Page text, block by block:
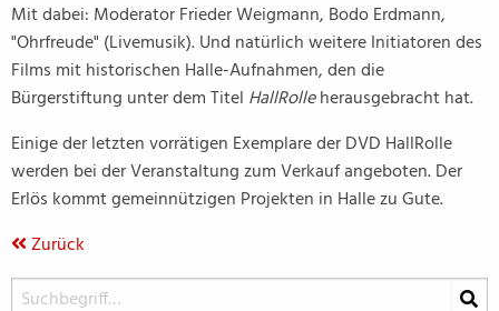
Mit dabei: Moderator Frieder Weigmann, Bodo Erdmann,
"Ohrfreude" (Livemusik). Und natürlich weitere Initiatoren des
Films mit historischen Halle-Aufnahmen, den die
Bürgerstiftung unter dem Titel HallRolleherausgebracht hat.
Einige der letzten vorrätigen Exemplare der DVD HallRolle
werden bei der Veranstaltung zum Verkauf angeboten. Der
Erlös kommt gemeinnützigen Projekten in Halle zu Gute.
Zurück